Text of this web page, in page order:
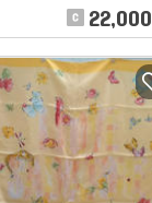
22,000